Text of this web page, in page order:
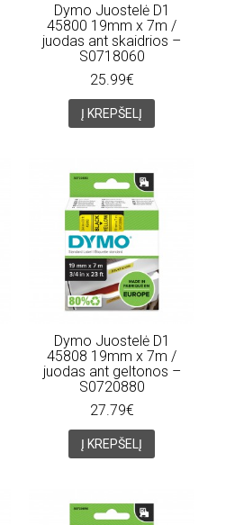
Dymo Juostelė D1
45800 19mm x 7m /
juodas ant skaidrios –
S0718060
25.99€
Į KREPŠELĮ
Dymo Juostelė D1
45808 19mm x 7m /
juodas ant geltonos –
S0720880
27.79€
Į KREPŠELĮ